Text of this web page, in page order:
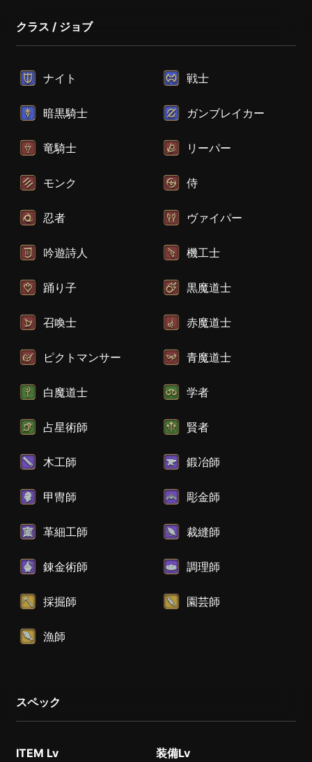
クラス / ジョブ
ナイト 戦士
暗黒騎士 ガンブレイカー
竜騎士 リーパー
モンク 侍
忍者 ヴァイパー
吟遊詩人 機工士
踊り子 黒魔道士
召喚士 赤魔道士
ピクトマンサー 青魔道士
白魔道士 学者
占星術師 賢者
木工師 鍛冶師
甲冑師 彫金師
革細工師 裁縫師
錬金術師 調理師
採掘師 園芸師
漁師
スペック
ITEM Lv 装備Lv